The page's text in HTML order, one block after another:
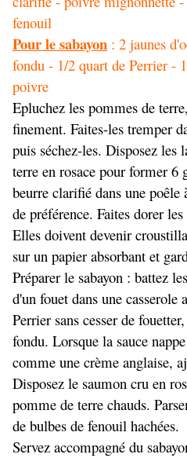
fenouil
Pour le sabayon : 2 jaunes
fondu - 1/2 quart de Perrier -
poivre
Epluchez les pommes de
finement. Faites-les tremper
puis séchez-les. Disposez les
terre en rosace pour former 6
beurre clarifié dans une poêle
de préférence. Faites dorer
Elles doivent devenir
sur un papier absorbant et
Préparer le sabayon : battez
d'un fouet dans une casserole
Perrier sans cesser de
fondu. Lorsque la sauce
comme une crème anglaise,
Disposez le saumon cru en
pomme de terre chauds.
de bulbes de fenouil hachées.
Servez accompagné du